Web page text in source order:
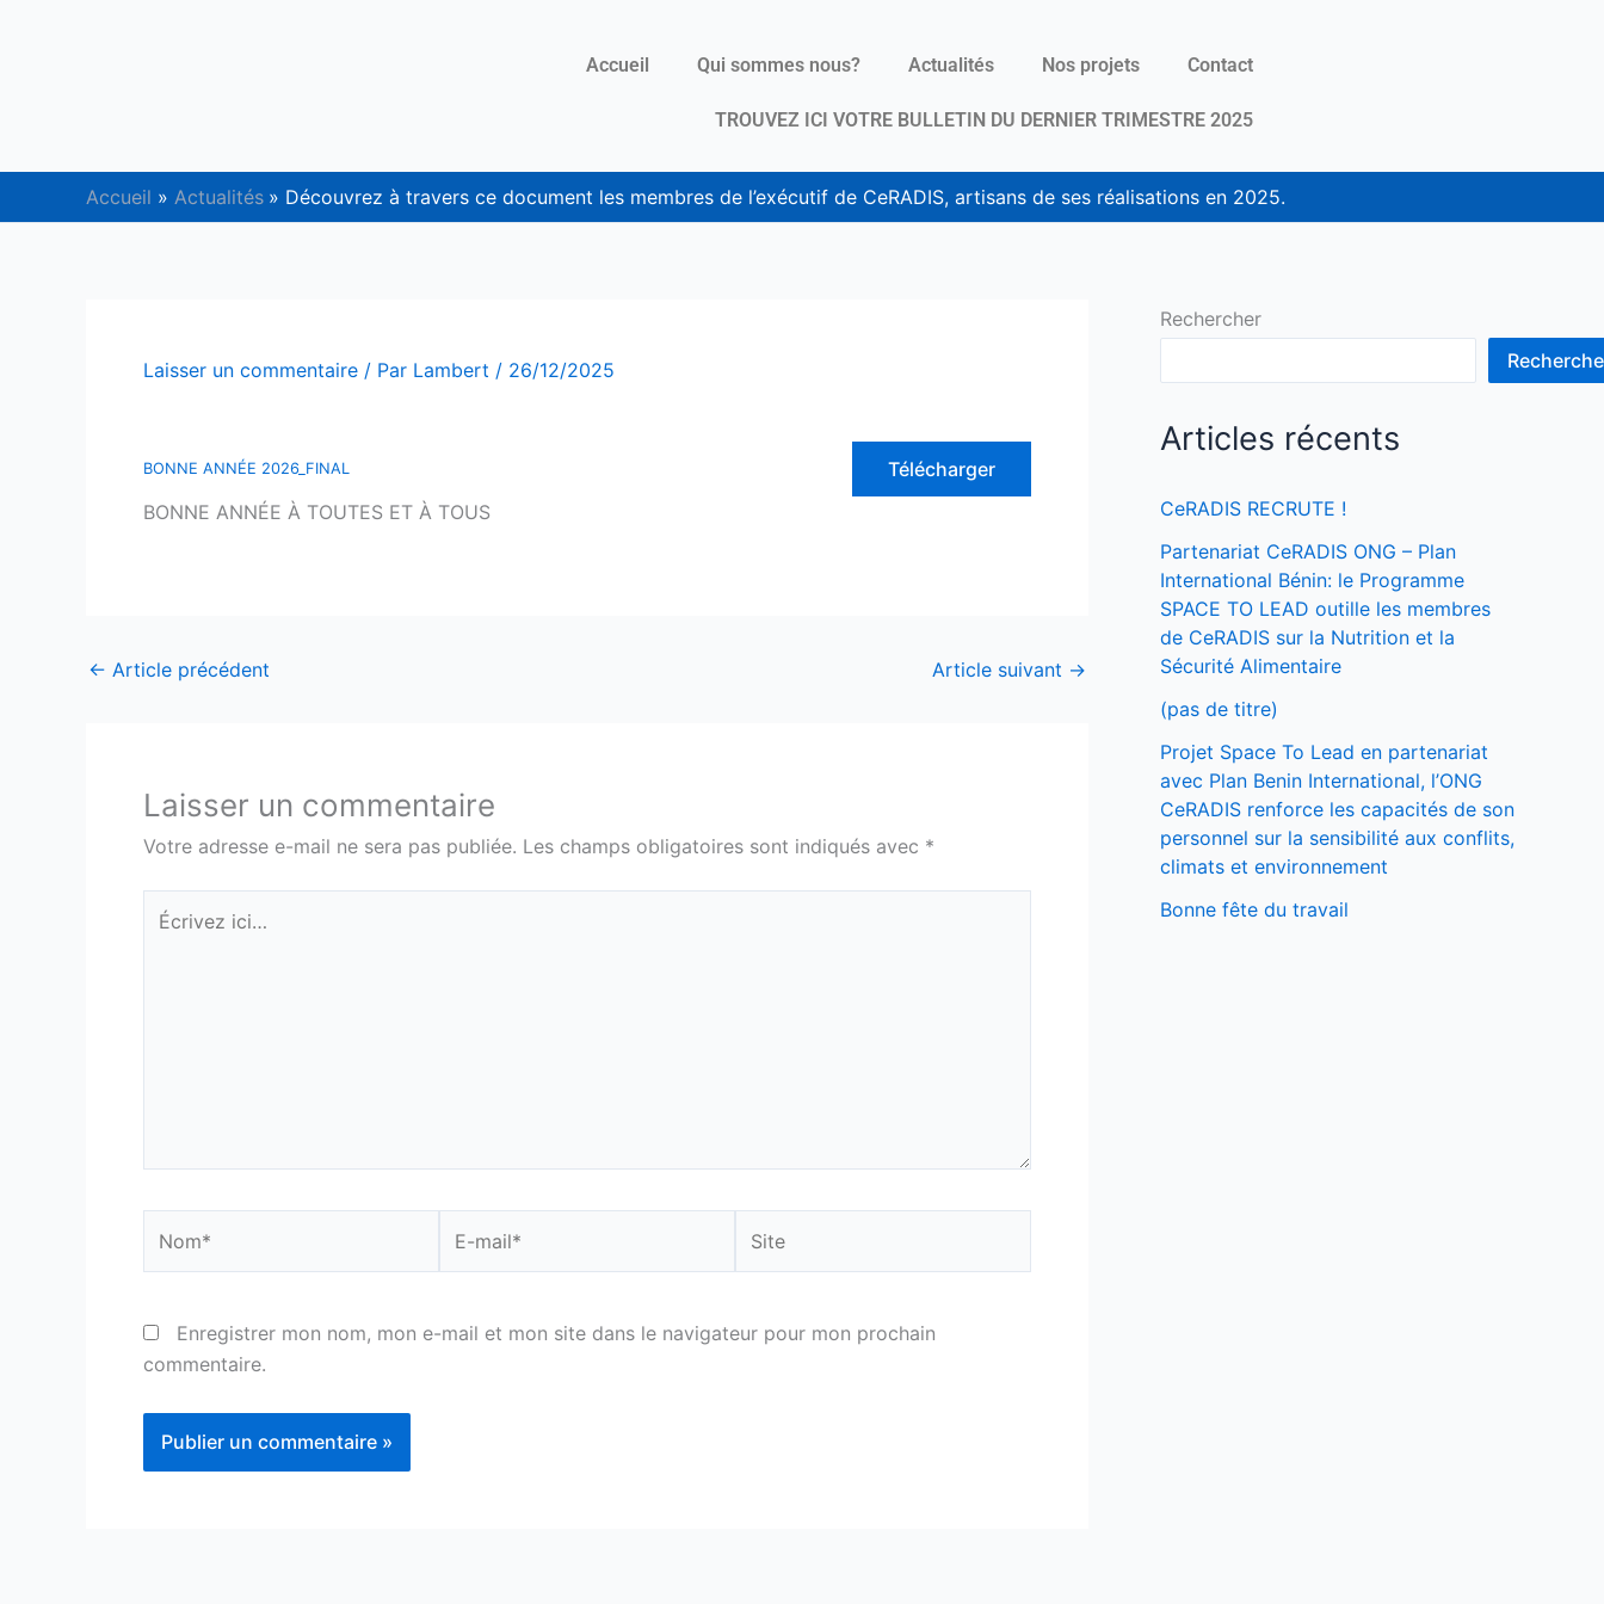
Accueil Qui sommes nous? Actualités Nos projets Contact
TROUVEZ ICI VOTRE BULLETIN DU DERNIER TRIMESTRE 2025
Accueil Actualités Découvrez à travers ce document les membres de l’exécutif de CeRADIS, artisans de ses réalisations en 2025.
Laisser un commentaire / Par Lambert / 26/12/2025
BONNE ANNÉE 2026_FINAL
Télécharger
BONNE ANNÉE À TOUTES ET À TOUS
← Article précédent Article suivant →
Laisser un commentaire
Votre adresse e-mail ne sera pas publiée. Les champs obligatoires sont indiqués avec *
Écrivez
ici…
mail*
Enregistrer mon nom, mon e-mail et mon site dans le navigateur pour mon prochain
commentaire.
Rechercher
Articles récents
CeRADIS RECRUTE !
Partenariat CeRADIS ONG – Plan
International Bénin: le Programme
SPACE TO LEAD outille les membres
de CeRADIS sur la Nutrition et la
Sécurité Alimentaire
(pas de titre)
Projet Space To Lead en partenariat
avec Plan Benin International, l’ONG
CeRADIS renforce les capacités de son
personnel sur la sensibilité aux conflits,
climats et environnement
Bonne fête du travail